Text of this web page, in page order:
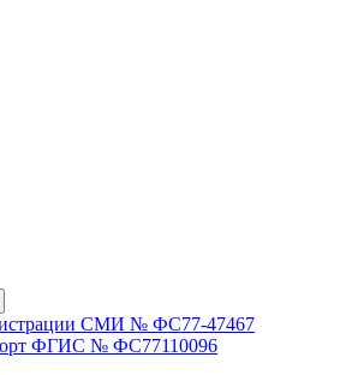
СМИ № ФС77-47467
ФГИС № ФС77110096